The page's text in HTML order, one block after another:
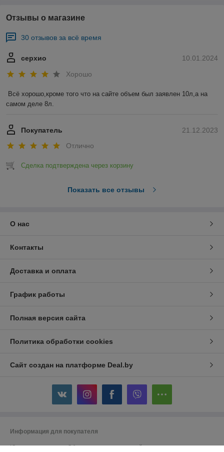
Отзывы о магазине
30 отзывов за всё время
10.01.2024
серхио
Хорошо
Всё хорошо,кроме того что на сайте объем был заявлен 10л,а на
самом деле 8л.
21.12.2023
Покупатель
Отлично
Сделка подтверждена через корзину
Показать все отзывы
О нас
Контакты
Доставка и оплата
График работы
Полная версия сайта
Политика обработки cookies
Сайт создан на платформе Deal.by
Информация для покупателя
Юридическое лицо:Общество с ограниченной ответственностью